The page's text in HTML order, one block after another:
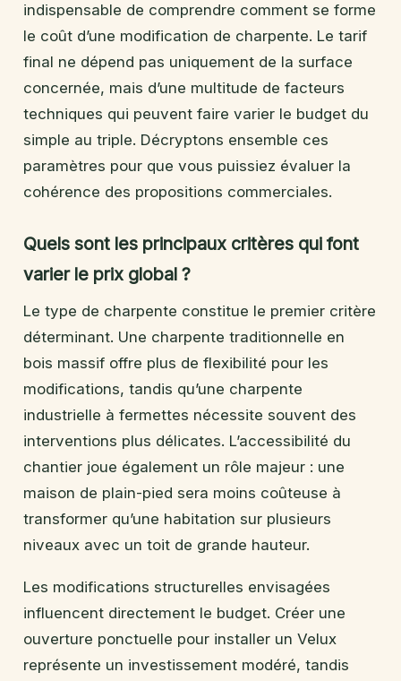
indispensable de comprendre comment se forme
le coût d’une modification de charpente. Le tarif
final ne dépend pas uniquement de la surface
concernée, mais d’une multitude de facteurs
techniques qui peuvent faire varier le budget du
simple au triple. Décryptons ensemble ces
paramètres pour que vous puissiez évaluer la
cohérence des propositions commerciales.
Quels sont les principaux critères qui font
varier le prix global ?
Le type de charpente constitue le premier critère
déterminant. Une charpente traditionnelle en
bois massif offre plus de flexibilité pour les
modifications, tandis qu’une charpente
industrielle à fermettes nécessite souvent des
interventions plus délicates. L’accessibilité du
chantier joue également un rôle majeur : une
maison de plain-pied sera moins coûteuse à
transformer qu’une habitation sur plusieurs
niveaux avec un toit de grande hauteur.
Les modifications structurelles envisagées
influencent directement le budget. Créer une
ouverture ponctuelle pour installer un Velux
représente un investissement modéré, tandis